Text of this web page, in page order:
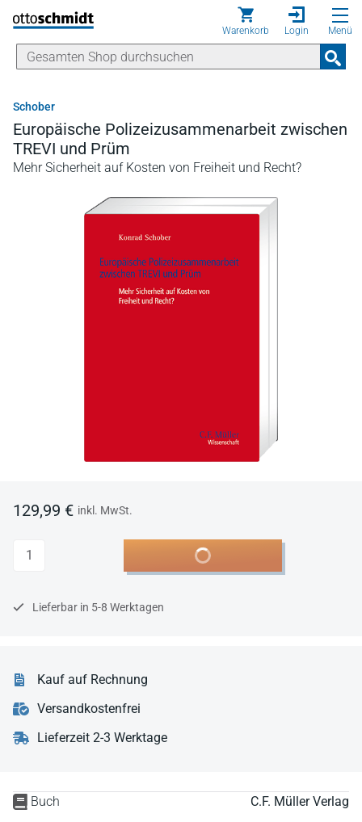
Direkt zum Inhalt
Warenkorb Login Menü
Schober
Europäische Polizeizusammenarbeit zwischen
TREVI und Prüm
Mehr Sicherheit auf Kosten von Freiheit und Recht?
Buch C.F. Müller Verlag
129,99 € inkl. MwSt.
Anzahl In den Warenkorb
Lieferbar in 5-8 Werktagen
Kauf auf Rechnung
Versandkostenfrei
Lieferzeit 2-3 Werktage